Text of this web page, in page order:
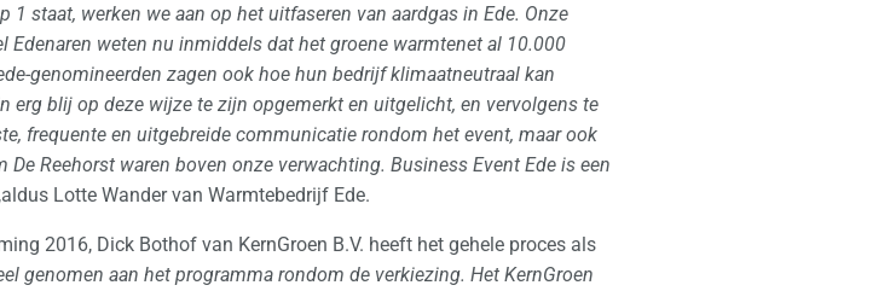
staat, werken we aan op het uitfaseren van aardgas in Ede. Onze
weten nu inmiddels dat het groene warmtenet al 10.000
genomineerden zagen ook hoe hun bedrijf klimaatneutraal kan
erg blij op deze wijze te zijn opgemerkt en uitgelicht, en vervolgens te
frequente en uitgebreide communicatie rondom het event, maar ook
Reehorst waren boven onze verwachting. Business Event Ede is een
Lotte Wander van Warmtebedrijf Ede.
2016, Dick Bothof van KernGroen B.V. heeft het gehele proces als
genomen aan het programma rondom de verkiezing. Het KernGroen